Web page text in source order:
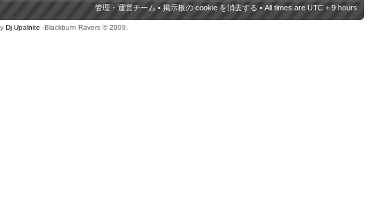
管理・運営チーム • 掲示板の cookie を消去する • All times are UTC + 9 hours
Dj Upalnite -Blackburn Ravers © 2009.